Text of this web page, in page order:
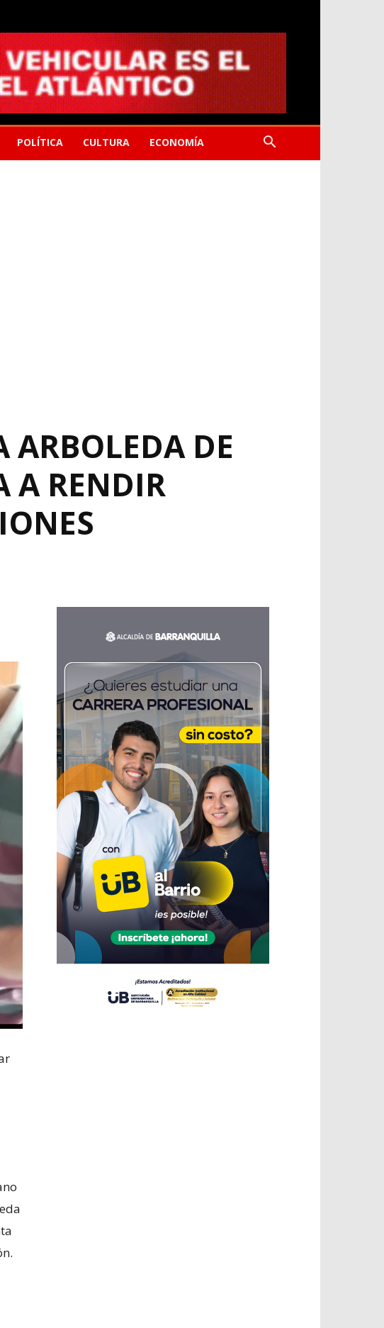
POLÍTICA CULTURA ECONOMÍA
ARBOLEDA DE
A RENDIR